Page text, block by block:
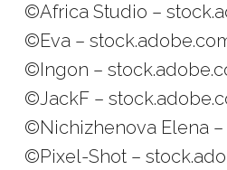
©Africa Studio –
©Eva –
©Ingon –
©JackF –
©Nichizhenova Elena
©Pixel-Shot –